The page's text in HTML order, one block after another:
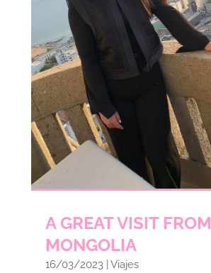
A GREAT VISIT FROM
MONGOLIA
16/03/2023| Viajes